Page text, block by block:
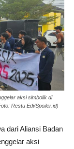
aksi simbolik di
Restu Edi/Spoiler.id)
dari Aliansi Badan
aksi